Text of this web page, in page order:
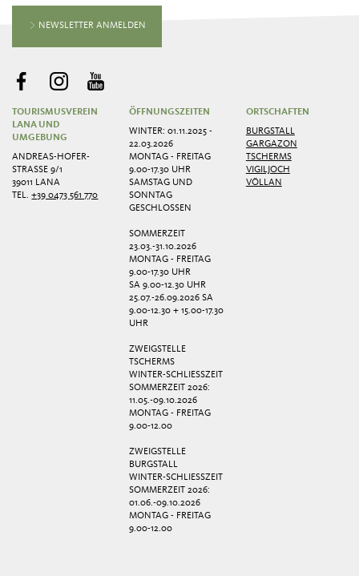
NEWSLETTER ANMELDEN
TOURISMUSVEREIN
LANA UND
UMGEBUNG
ANDREAS-HOFER-
STRASSE 9/1
39011 LANA
TEL.+39 0473 561 770
ÖFFNUNGSZEITEN
WINTER: 01.11.2025 -
22.03.2026
MONTAG - FREITAG
9.00-17.30 UHR
SAMSTAG UND
SONNTAG
GESCHLOSSEN
SOMMERZEIT
23.03.-31.10.2026
MONTAG - FREITAG
9.00-17.30 UHR
SA 9.00-12.30 UHR
25.07.-26.09.2026 SA
9.00-12.30 + 15.00-17.30
UHR
ZWEIGSTELLE
TSCHERMS
WINTER-SCHLIESSZEIT
SOMMERZEIT 2026:
11.05.-09.10.2026
MONTAG - FREITAG
9.00-12.00
ZWEIGSTELLE
BURGSTALL
WINTER-SCHLIESSZEIT
SOMMERZEIT 2026:
01.06.-09.10.2026
MONTAG - FREITAG
9.00-12.00
ORTSCHAFTEN
BURGSTALL
GARGAZON
TSCHERMS
VIGILJOCH
VÖLLAN